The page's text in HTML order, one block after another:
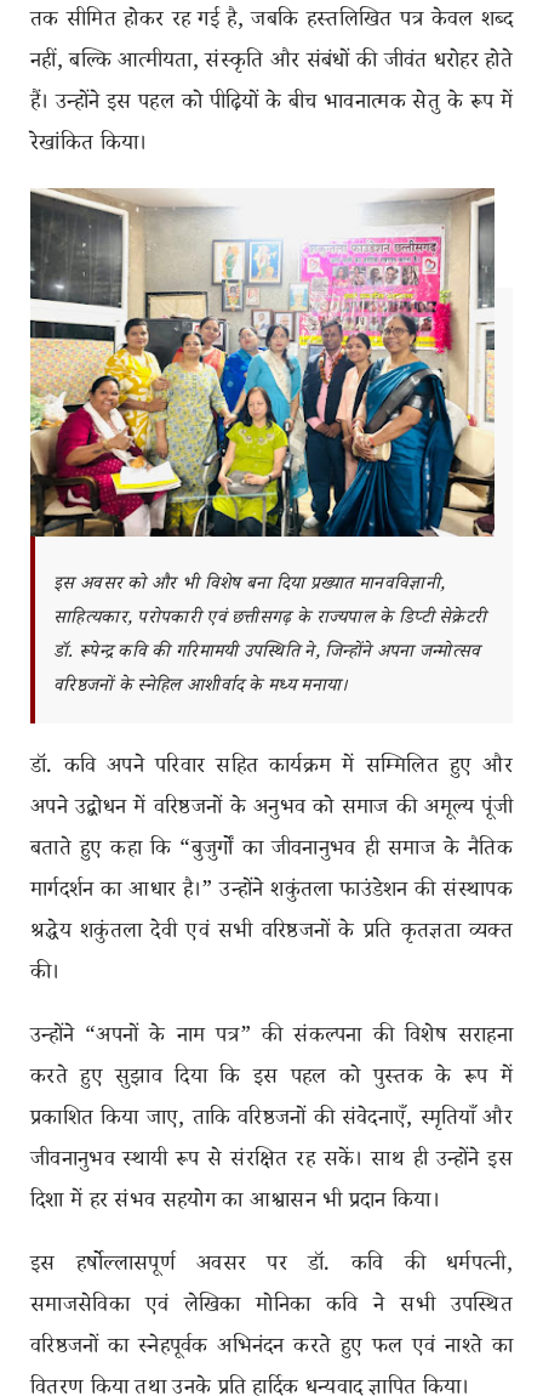
तक सीमित होकर रह गई है, जबकि हस्तलिखित पत्र केवल शब्द
नहीं, बल्कि आत्मीयता, संस्कृति और संबंधों की जीवंत धरोहर होते
हैं। उन्होंने इस पहल को पीढ़ियों के बीच भावनात्मक सेतु के रूप में
रेखांकित किया।
इस अवसर को और भी विशेष बना दिया प्रख्यात मानवविज्ञानी,
साहित्यकार, परोपकारी एवं छत्तीसगढ़ के राज्यपाल के डिप्टी सेक्रेटरी
डॉ. रूपेन्द्र कवि की गरिमामयी उपस्थिति ने, जिन्होंने अपना जन्मोत्सव
वरिष्ठजनों के स्नेहिल आशीर्वाद के मध्य मनाया।
डॉ. कवि अपने परिवार सहित कार्यक्रम में सम्मिलित हुए और
अपने उद्बोधन में वरिष्ठजनों के अनुभव को समाज की अमूल्य पूंजी
बताते हुए कहा कि “बुजुर्गों का जीवनानुभव ही समाज के नैतिक
मार्गदर्शन का आधार है।” उन्होंने शकुंतला फाउंडेशन की संस्थापक
श्रद्धेय शकुंतला देवी एवं सभी वरिष्ठजनों के प्रति कृतज्ञता व्यक्त
की।
उन्होंने “अपनों के नाम पत्र” की संकल्पना की विशेष सराहना
करते हुए सुझाव दिया कि इस पहल को पुस्तक के रूप में
प्रकाशित किया जाए, ताकि वरिष्ठजनों की संवेदनाएँ, स्मृतियाँ और
जीवनानुभव स्थायी रूप से संरक्षित रह सकें। साथ ही उन्होंने इस
दिशा में हर संभव सहयोग का आश्वासन भी प्रदान किया।
इस हर्षोल्लासपूर्ण अवसर पर डॉ. कवि की धर्मपत्नी,
समाजसेविका एवं लेखिका मोनिका कवि ने सभी उपस्थित
वरिष्ठजनों का स्नेहपूर्वक अभिनंदन करते हुए फल एवं नाश्ते का